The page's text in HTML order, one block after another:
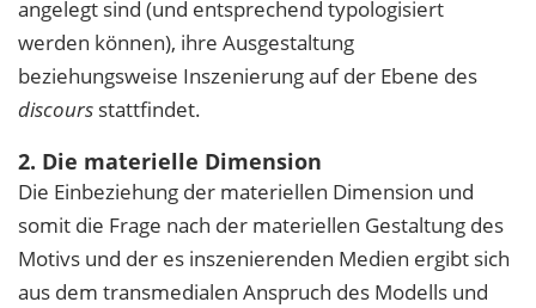
angelegt sind (und entsprechend typologisiert
werden können), ihre Ausgestaltung
beziehungsweise Inszenierung auf der Ebene des
discours stattfindet.
2. Die materielle Dimension
Die Einbeziehung der materiellen Dimension und
somit die Frage nach der materiellen Gestaltung des
Motivs und der es inszenierenden Medien ergibt sich
aus dem transmedialen Anspruch des Modells und